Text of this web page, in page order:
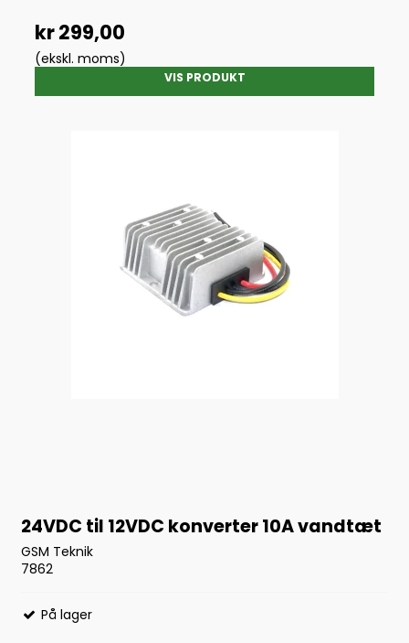
kr 299,00
(ekskl. moms)
VIS PRODUKT
24VDC til 12VDC konverter 10A vandtæt
GSM Teknik
7862
På lager